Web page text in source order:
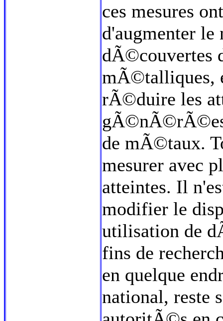
ces mesures
d'augmenter
dÃ©couvertes
mÃ©talliques,
rÃ©duire les
de mÃ©taux.
mesurer avec
atteintes. Il
modifier le
utilisation de
fins de
en quelque
national, reste